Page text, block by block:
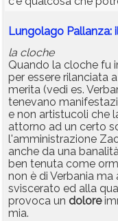
Lungolago Pallanza:
la cloche
Quando la cloche fu
per essere rilanciata
merita (vedi es.
tenevano
e non artistucoli che
attorno ad un certo
l'amministrazione
anche da una
ben tenuta come
non è di Verbania
sviscerato ed alla
provoca un dolore
mia.